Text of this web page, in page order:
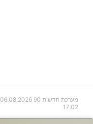
מערכת חדשות 90
06.08.2026
17:02